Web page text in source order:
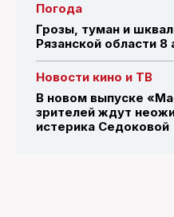
Погода
Грозы, туман и
Рязанской области 8
Новости кино и ТВ
В новом выпуске
зрителей ждут
истерика Седоковой